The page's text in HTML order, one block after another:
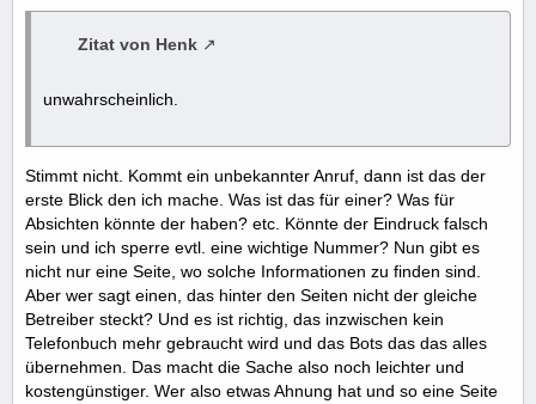
Zitat von Henk
unwahrscheinlich.
Stimmt nicht. Kommt ein unbekannter Anruf, dann ist das der
erste Blick den ich mache. Was ist das für einer? Was für
Absichten könnte der haben? etc. Könnte der Eindruck falsch
sein und ich sperre evtl. eine wichtige Nummer? Nun gibt es
nicht nur eine Seite, wo solche Informationen zu finden sind.
Aber wer sagt einen, das hinter den Seiten nicht der gleiche
Betreiber steckt? Und es ist richtig, das inzwischen kein
Telefonbuch mehr gebraucht wird und das Bots das das alles
übernehmen. Das macht die Sache also noch leichter und
kostengünstiger. Wer also etwas Ahnung hat und so eine Seite